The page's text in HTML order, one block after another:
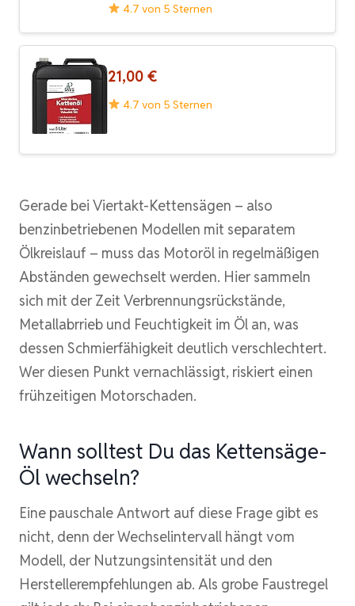
4.7 von 5 Sternen
21,00 €
4.7 von 5 Sternen
Gerade bei Viertakt-Kettensägen – also
benzinbetriebenen Modellen mit separatem
Ölkreislauf – muss das Motoröl in regelmäßigen
Abständen gewechselt werden. Hier sammeln
sich mit der Zeit Verbrennungsrückstände,
Metallabrrieb und Feuchtigkeit im Öl an, was
dessen Schmierfähigkeit deutlich verschlechtert.
Wer diesen Punkt vernachlässigt, riskiert einen
frühzeitigen Motorschaden.
Wann solltest Du das Kettensäge-
Öl wechseln?
Eine pauschale Antwort auf diese Frage gibt es
nicht, denn der Wechselintervall hängt vom
Modell, der Nutzungsintensität und den
Herstellerempfehlungen ab. Als grobe Faustregel